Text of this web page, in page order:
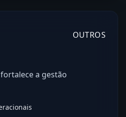
OUTROS
a gestão